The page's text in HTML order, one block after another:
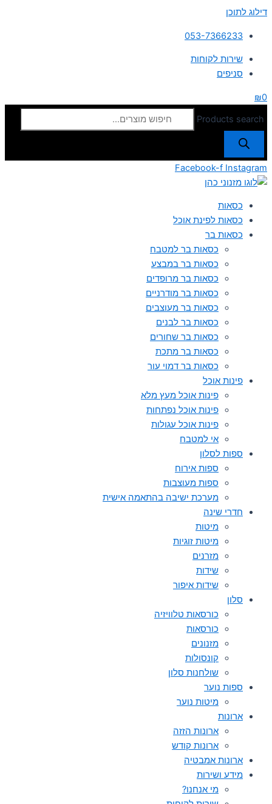
דילוג לתוכן
053-7366233
שירות לקוחות
סניפים
₪0
Products search
Facebook-f Instagram
כסאות
כסאות לפינת אוכל
כסאות בר
כסאות בר למטבח
כסאות בר במבצע
כסאות בר מרופדים
כסאות בר מודרניים
כסאות בר מעוצבים
כסאות בר לבנים
כסאות בר שחורים
כסאות בר מתכת
כסאות בר דמוי עור
פינות אוכל
פינות אוכל מעץ מלא
פינות אוכל נפתחות
פינות אוכל עגולות
אי למטבח
ספות לסלון
ספות אירוח
ספות מעוצבות
מערכת ישיבה בהתאמה אישית
חדרי שינה
מיטות
מיטות זוגיות
מזרנים
שידות
שידות איפור
סלון
כורסאות טלוויזיה
כורסאות
מזנונים
קונסולות
שולחנות סלון
ספות נוער
מיטות נוער
ארונות
ארונות הזזה
ארונות קודש
ארונות אמבטיה
מידע ושירות
מי אנחנו?